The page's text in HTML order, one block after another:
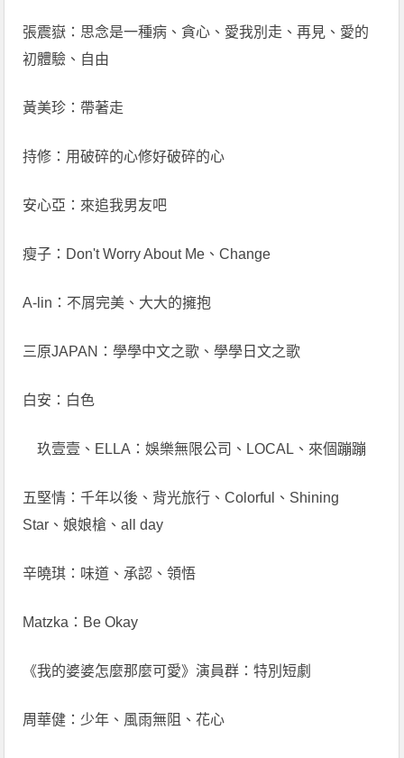
張震嶽：思念是一種病、貪心、愛我別走、再見、愛的
初體驗、自由
黃美珍：帶著走
持修：用破碎的心修好破碎的心
安心亞：來追我男友吧
瘦子：Don't Worry About Me、Change
A-lin：不屑完美、大大的擁抱
三原JAPAN：學學中文之歌、學學日文之歌
白安：白色
玖壹壹、ELLA：娛樂無限公司、LOCAL、來個蹦蹦
五堅情：千年以後、背光旅行、Colorful、Shining
Star、娘娘槍、all day
辛曉琪：味道、承認、領悟
Matzka：Be Okay
《我的婆婆怎麼那麼可愛》演員群：特別短劇
周華健：少年、風雨無阻、花心